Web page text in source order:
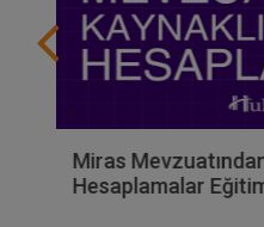
Miras
Hesaplamalar